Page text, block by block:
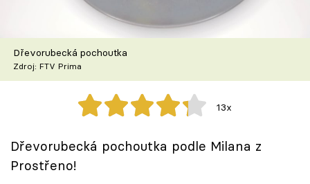
Dřevorubecká pochoutka
Zdroj: FTV Prima
13x
Dřevorubecká pochoutka podle Milana z
Prostřeno!